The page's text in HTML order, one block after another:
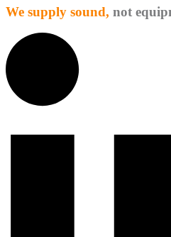
We supply sound, not